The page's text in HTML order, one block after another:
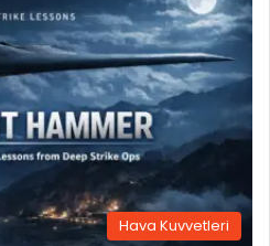
Hava Kuvvetleri